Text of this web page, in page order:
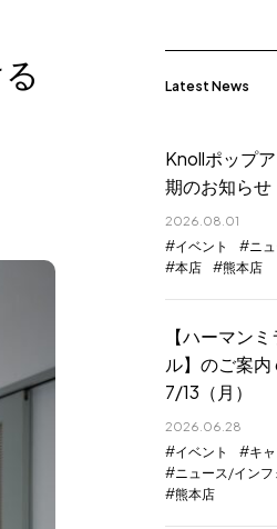
Latest News
Knollポップ
期のお知らせ
2026.08.01
イベント
ニ
本店
熊本店
【ハーマン
ル】のご案
7/13（月）
2026.06.28
イベント
キ
ニュース/インフ
熊本店